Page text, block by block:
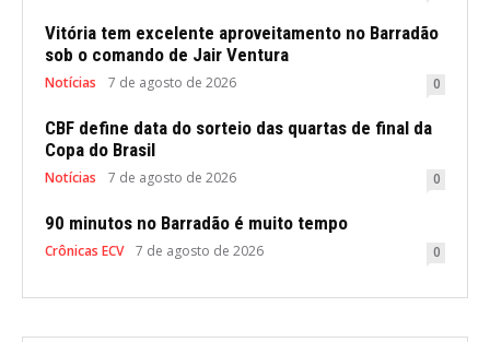
Vitória tem excelente aproveitamento no Barradão
sob o comando de Jair Ventura
Notícias 7 de agosto de 2026 0
CBF define data do sorteio das quartas de final da
Copa do Brasil
Notícias 7 de agosto de 2026 0
90 minutos no Barradão é muito tempo
Crônicas ECV 7 de agosto de 2026 0